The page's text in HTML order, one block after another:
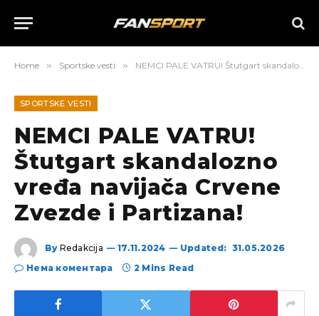
Home » Sportske vesti » NEMCI PALE VATRU! Štutgart skandalozno vređa navijača Crvene Zvezde i Partizana!
SPORTSKE VESTI
NEMCI PALE VATRU!
Štutgart skandalozno
vređa navijača Crvene
Zvezde i Partizana!
By Redakcija 17.11.2024 Updated: 31.05.2026
Нема коментара
2 Mins Read